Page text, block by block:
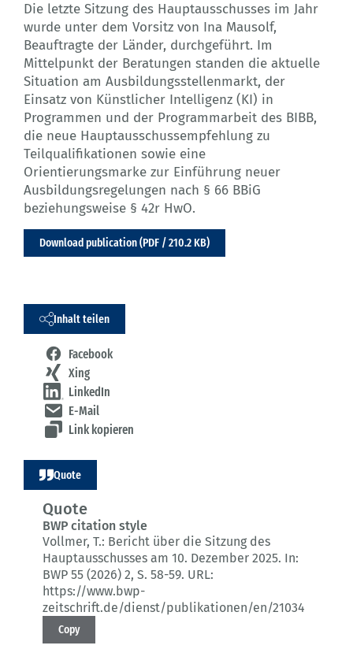
Die letzte Sitzung des Hauptausschusses im Jahr
wurde unter dem Vorsitz von Ina Mausolf,
Beauftragte der Länder, durchgeführt. Im
Mittelpunkt der Beratungen standen die aktuelle
Situation am Ausbildungsstellenmarkt, der
Einsatz von Künstlicher Intelligenz (KI) in
Programmen und der Programmarbeit des BIBB,
die neue Hauptausschussempfehlung zu
Teilqualifikationen sowie eine
Orientierungsmarke zur Einführung neuer
Ausbildungsregelungen nach § 66 BBiG
beziehungsweise § 42r HwO.
Download publication (PDF / 210.2 KB)
Inhalt teilen
Facebook
Xing
LinkedIn
E-Mail
Link kopieren
Quote
Quote
BWP citation style
Vollmer, T.: Bericht über die Sitzung des
Hauptausschusses am 10. Dezember 2025. In:
BWP 55 (2026) 2, S. 58-59. URL:
https://www.bwp-
zeitschrift.de/dienst/publikationen/en/21034
Copy